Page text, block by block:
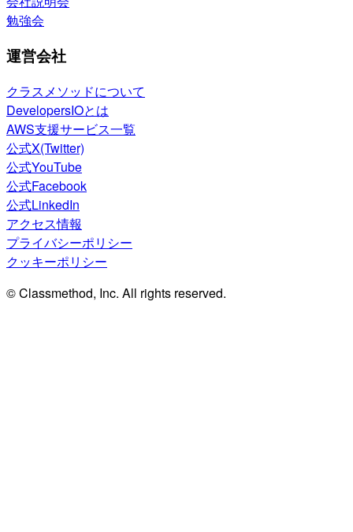
勉強会
運営会社
クラスメソッドについて
DevelopersIOとは
AWS支援サービス一覧
公式X(Twitter)
公式YouTube
公式Facebook
公式LinkedIn
アクセス情報
プライバシーポリシー
クッキーポリシー
© Classmethod, Inc. All rights reserved.